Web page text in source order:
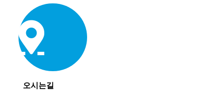
오시는길